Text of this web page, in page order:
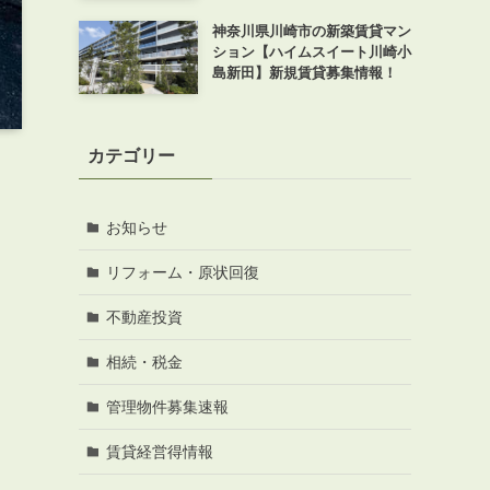
神奈川県川崎市の新築賃貸マン
ション【ハイムスイート川崎小
島新田】新規賃貸募集情報！
カテゴリー
お知らせ
リフォーム・原状回復
不動産投資
相続・税金
管理物件募集速報
賃貸経営得情報